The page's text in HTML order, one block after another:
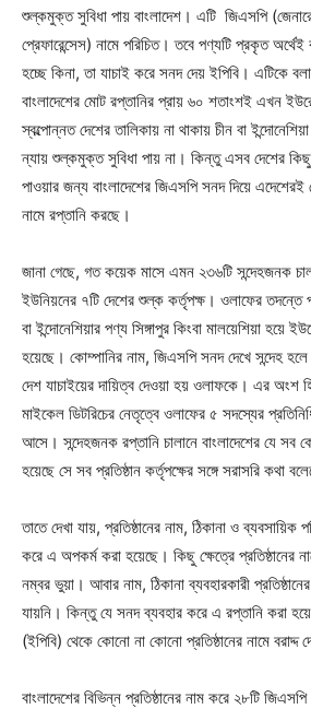
শুল্কমুক্ত সুবিধা পায় বাংলাদেশ। এটি জিএসপি
প্রেফারেন্সেস) নামে পরিচিত। তবে পণ্যটি প্রকৃত অর্থেই
হচ্ছে কিনা, তা যাচাই করে সনদ দেয় ইপিবি। এটিকে
বাংলাদেশের মোট রপ্তানির প্রায় ৬০ শতাংশই এখন
স্বল্পোন্নত দেশের তালিকায় না থাকায় চীন বা
ন্যায় শুল্কমুক্ত সুবিধা পায় না। কিন্তু এসব দেশের
পাওয়ার জন্য বাংলাদেশের জিএসপি সনদ দিয়ে
নামে রপ্তানি করছে।
জানা গেছে, গত কয়েক মাসে এমন ২৩৬টি সন্দেহজনক
ইউনিয়নের ৭টি দেশের শুল্ক কর্তৃপক্ষ। ওলাফের তদন্তে
বা ইন্দোনেশিয়ার পণ্য সিঙ্গাপুর কিংবা মালয়েশিয়া হয়ে
হয়েছে। কোম্পানির নাম, জিএসপি সনদ দেখে সন্দেহ
দেশ যাচাইয়ের দায়িত্ব দেওয়া হয় ওলাফকে। এর অংশ
মাইকেল ডিটরিচের নেতৃত্বে ওলাফের ৫ সদস্যের
আসে। সন্দেহজনক রপ্তানি চালানে বাংলাদেশের যে সব
হয়েছে সে সব প্রতিষ্ঠান কর্তৃপক্ষের সঙ্গে সরাসরি কথা
তাতে দেখা যায়, প্রতিষ্ঠানের নাম, ঠিকানা ও ব্যবসায়িক
করে এ অপকর্ম করা হয়েছে। কিছু ক্ষেত্রে প্রতিষ্ঠানের
নম্বর ভুয়া। আবার নাম, ঠিকানা ব্যবহারকারী
যায়নি। কিন্তু যে সনদ ব্যবহার করে এ রপ্তানি করা
(ইপিবি) থেকে কোনো না কোনো প্রতিষ্ঠানের নামে বরাদ্দ
বাংলাদেশের বিভিন্ন প্রতিষ্ঠানের নাম করে ২৮টি